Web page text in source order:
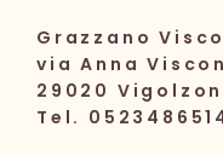
Grazzano
via Anna
29020
Tel.